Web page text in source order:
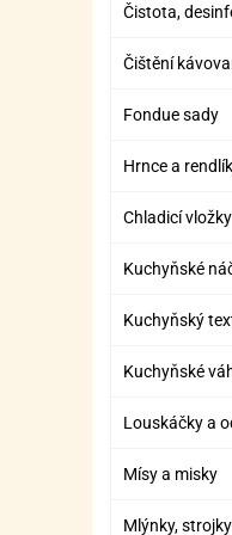
ZÁBAVNÉ
ZÁBAVNÍ
Čistota,
Čištění
Fondue sady
Hrnce a
Chladicí vložky
Kuchyňské
Kuchyňský
Kuchyňské
Louskáčky a
Mísy a misky
Mlýnky, strojky